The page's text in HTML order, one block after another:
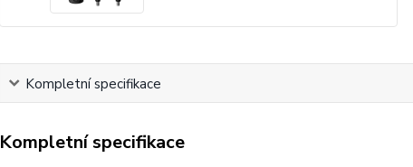
Kompletní specifikace
Kompletní specifikace